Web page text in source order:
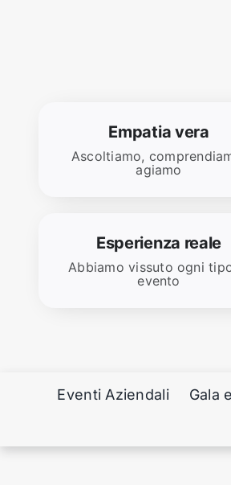
Empatia vera
Ascoltiamo,
agiamo
Esperienza reale
Abbiamo vissuto ogni
evento
Eventi Aziendali Gala